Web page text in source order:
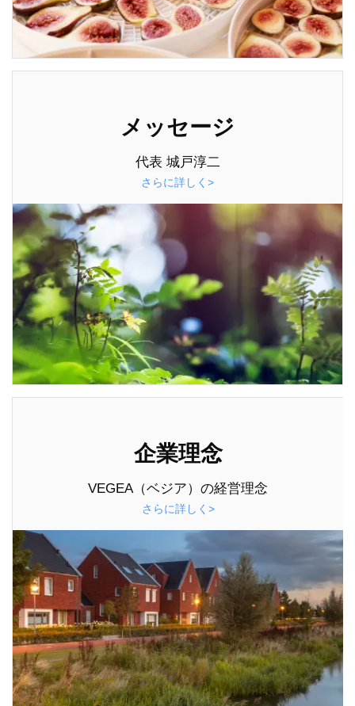
メッセージ
代表 城戸淳二
さらに詳しく>
企業理念
VEGEA（ベジア）の経営理念
さらに詳しく>